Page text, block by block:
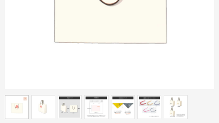
目的・シーンから探す
印刷色から探す